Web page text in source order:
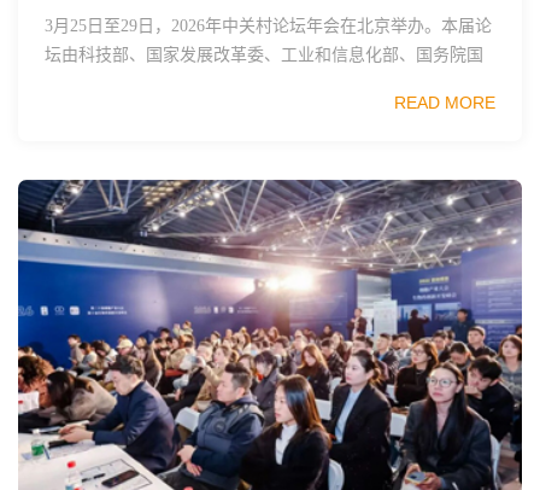
3月25日至29日，2026年中关村论坛年会在北京举办。本届论
坛由科技部、国家发展改革委、工业和信息化部、国务院国
READ MORE